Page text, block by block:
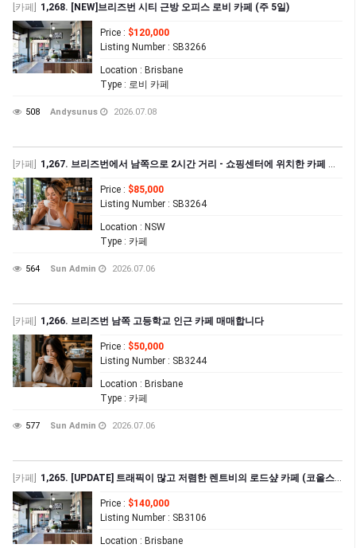
[카페] 1,268. [NEW]브리즈번 시티 근방 오피스 로비 카페 (주 5일)
Price : $120,000
Listing Number : SB3266
Location : Brisbane
Type : 로비 카페
508 Andysunus 2026.07.08
[카페] 1,267. 브리즈번에서 남쪽으로 2시간 거리 - 쇼핑센터에 위치한 카페 매매합니다
Price : $85,000
Listing Number : SB3264
Location : NSW
Type : 카페
564 Sun Admin 2026.07.06
[카페] 1,266. 브리즈번 남쪽 고등학교 인근 카페 매매합니다
Price : $50,000
Listing Number : SB3244
Location : Brisbane
Type : 카페
577 Sun Admin 2026.07.06
[카페] 1,265. [UPDATE] 트래픽이 많고 저렴한 렌트비의 로드샾 카페 (코올스 옆)
Price : $140,000
Listing Number : SB3106
Location : Brisbane